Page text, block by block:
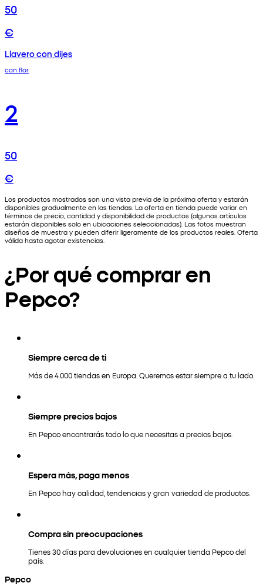
50
€
Llavero con dijes
con flor
2
50
€
Los productos mostrados son una vista previa de la próxima oferta y estarán
disponibles gradualmente en las tiendas. La oferta en tienda puede variar en
términos de precio, cantidad y disponibilidad de productos (algunos artículos
estarán disponibles solo en ubicaciones seleccionadas). Las fotos muestran
diseños de muestra y pueden diferir ligeramente de los productos reales. Oferta
válida hasta agotar existencias.
¿Por qué comprar en
Pepco?
Siempre cerca de ti
Más de 4.000 tiendas en Europa. Queremos estar siempre a tu lado.
Siempre precios bajos
En Pepco encontrarás todo lo que necesitas a precios bajos.
Espera más, paga menos
En Pepco hay calidad, tendencias y gran variedad de productos.
Compra sin preocupaciones
Tienes 30 días para devoluciones en cualquier tienda Pepco del
país.
Pepco